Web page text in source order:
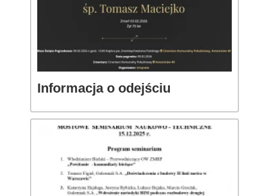
Informacja o odejściu